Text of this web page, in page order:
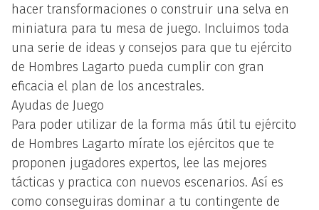
hacer transformaciones o construir una selva en
miniatura para tu mesa de juego. Incluimos toda
una serie de ideas y consejos para que tu ejército
de Hombres Lagarto pueda cumplir con gran
eficacia el plan de los ancestrales.
Ayudas de Juego
Para poder utilizar de la forma más útil tu ejército
de Hombres Lagarto mírate los ejércitos que te
proponen jugadores expertos, lee las mejores
tácticas y practica con nuevos escenarios. Así es
como conseguiras dominar a tu contingente de